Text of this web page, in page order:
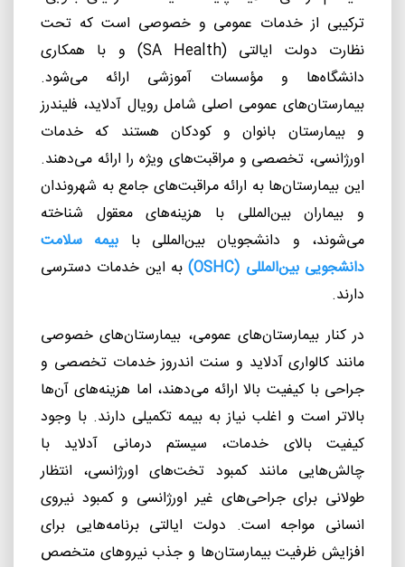
ترکیبی از خدمات عمومی و خصوصی است که تحت
نظارت دولت ایالتی (SA Health) و با همکاری
دانشگاه‌ها و مؤسسات آموزشی ارائه می‌شود.
بیمارستان‌های عمومی اصلی شامل رویال آدلاید، فلیندرز
و بیمارستان بانوان و کودکان هستند که خدمات
اورژانسی، تخصصی و مراقبت‌های ویژه را ارائه می‌دهند.
این بیمارستان‌ها به ارائه مراقبت‌های جامع به شهروندان
و بیماران بین‌المللی با هزینه‌های معقول شناخته
می‌شوند، و دانشجویان بین‌المللی با بیمه سلامت
دانشجویی بین‌المللی (OSHC
)به این خدمات دسترسی
دارند.
در کنار بیمارستان‌های عمومی، بیمارستان‌های خصوصی
مانند کالواری آدلاید و سنت اندروزخدمات تخصصی و
جراحی با کیفیت بالا ارائه می‌دهند، اما هزینه‌های آن‌ها
بالاتر است و اغلب نیاز به بیمه تکمیلی دارند. با وجود
کیفیت بالای خدمات، سیستم درمانی آدلاید با
چالش‌هایی مانند کمبود تخت‌های اورژانسی، انتظار
طولانی برای جراحی‌های غیر اورژانسی و کمبود نیروی
انسانی مواجه است. دولت ایالتی برنامه‌هایی برای
افزایش ظرفیت بیمارستان‌ها و جذب نیروهای متخصص